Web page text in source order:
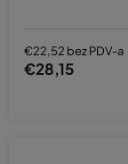
€22,52 bez PDV-a
€28,15